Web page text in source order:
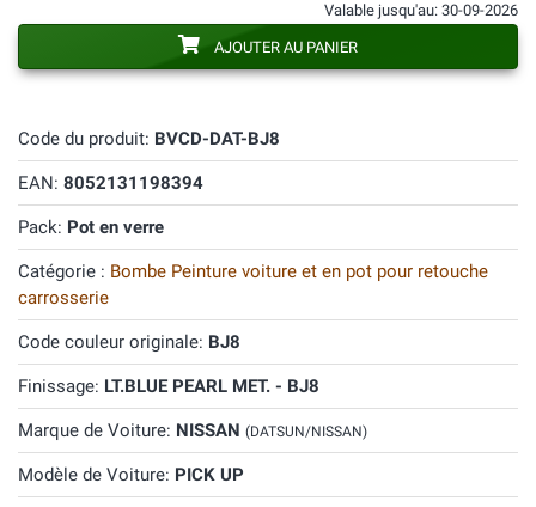
Code du produit: BVCD-DAT-BJ8
EAN: 8052131198394
Pack: Pot en verre
Catégorie : Bombe Peinture voiture et en pot pour retouche
carrosserie
Code couleur originale: BJ8
Finissage: LT.BLUE PEARL MET. - BJ8
Marque de Voiture: NISSAN (DATSUN/NISSAN)
Modèle de Voiture: PICK UP
Valable jusqu'au: 30-09-2026
AJOUTER AU PANIER